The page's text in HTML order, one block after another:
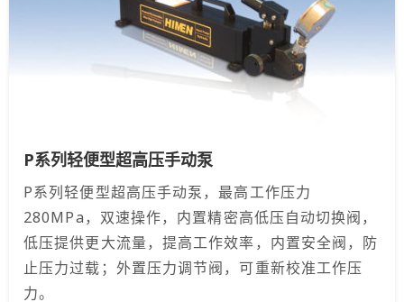
P系列轻便型超高压手动泵
P系列轻便型超高压手动泵，最高工作压力
280MPa，双速操作，内置精密高低压自动切换阀，
低压提供更大流量，提高工作效率，内置安全阀，防
止压力过载；外置压力调节阀，可重新校准工作压
力。